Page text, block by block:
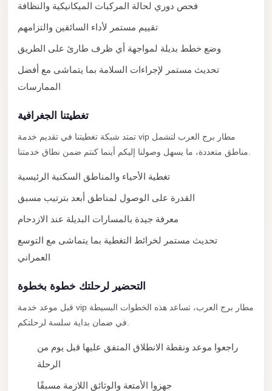
فحص دوري لحالة المركبات الميكانيكية والنظافة
تقييم مستمر لأداء السائقين والتزامهم
وضع خطط بديلة لمواجهة أي ظرف طارئ على الطريق
تحديث مستمر لإجراءات السلامة بما يتماشى مع أفضل
الممارسات
تغطيتنا الجغرافية
تمتد شبكة تغطيتنا في تقديم خدمة vip مطار برج العرب لتشمل
تغطية الأحياء والمناطق السكنية الرئيسية
القدرة على الوصول لمناطق أبعد بترتيب مسبق
معرفة جيدة بالمسارات البديلة عند الازدحام
تحديث مستمر لخرائط التغطية بما يتماشى مع التوسع
العمراني
التحضير لرحلتك خطوة بخطوة
قبل موعد خدمة vip مطار برج العرب، تساعد هذه الخطوات البسيطة
راجعوا موعد ونقطة الانطلاق المتفق عليها قبل يوم من
الرحلة
جهزوا الأمتعة والوثائق اللازمة مسبقًا
North
Coast
Limousine
Capital
New
Cairo
Transfer
Airport
New
Cairo
Taxi
Cairo
Limousine
Service
Limousine